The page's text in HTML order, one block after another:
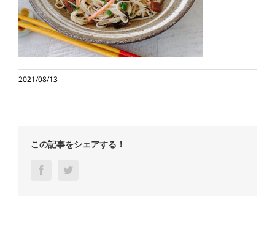
2021/08/13
この記事をシェアする！
Facebook